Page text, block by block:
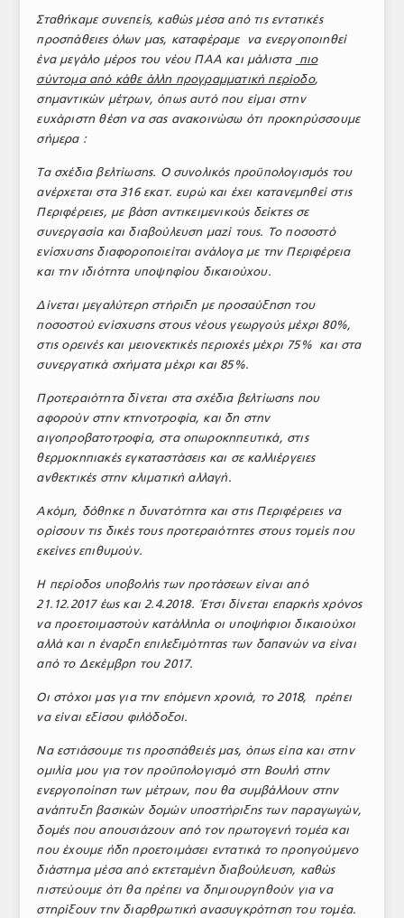
Σταθήκαμε συνεπείς, καθώς μέσα από τις εντατικές
προσπάθειες όλων μας, καταφέραμε να ενεργοποιηθεί
ένα μεγάλο μέρος του νέου ΠΑΑ και μάλιστα πιο
σύντομα από κάθε άλλη προγραμματική περίοδο,
σημαντικών μέτρων, όπως αυτό που είμαι στην
ευχάριστη θέση να σας ανακοινώσω ότι προκηρύσσουμε
σήμερα :
Τα σχέδια βελτίωσης. Ο συνολικός προϋπολογισμός του
ανέρχεται στα 316 εκατ. ευρώ και έχει κατανεμηθεί στις
Περιφέρειες, με βάση αντικειμενικούς δείκτες σε
συνεργασία και διαβούλευση μαζί τους. Το ποσοστό
ενίσχυσης διαφοροποιείται ανάλογα με την Περιφέρεια
και την ιδιότητα υποψηφίου δικαιούχου.
Δίνεται μεγαλύτερη στήριξη με προσαύξηση του
ποσοστού ενίσχυσης στους νέους γεωργούς μέχρι 80%,
στις ορεινές και μειονεκτικές περιοχές μέχρι 75% και στα
συνεργατικά σχήματα μέχρι και 85%.
Προτεραιότητα δίνεται στα σχέδια βελτίωσης που
αφορούν στην κτηνοτροφία, και δη στην
αιγοπροβατοτροφία, στα οπωροκηπευτικά, στις
θερμοκηπιακές εγκαταστάσεις και σε καλλιέργειες
ανθεκτικές στην κλιματική αλλαγή.
Ακόμη, δόθηκε η δυνατότητα και στις Περιφέρειες να
ορίσουν τις δικές τους προτεραιότητες στους τομείς που
εκείνες επιθυμούν.
Η περίοδος υποβολής των προτάσεων είναι από
21.12.2017 έως και 2.4.2018. Έτσι δίνεται επαρκής χρόνος
να προετοιμαστούν κατάλληλα οι υποψήφιοι δικαιούχοι
αλλά και η έναρξη επιλεξιμότητας των δαπανών να είναι
από το Δεκέμβρη του 2017.
Οι στόχοι μας για την επόμενη χρονιά, το 2018, πρέπει
να είναι εξίσου φιλόδοξοι.
Να εστιάσουμε τις προσπάθειές μας, όπως είπα και στην
ομιλία μου για τον προϋπολογισμό στη Βουλή στην
ενεργοποίηση των μέτρων, που θα συμβάλλουν στην
ανάπτυξη βασικών δομών υποστήριξης των παραγωγών,
δομές που απουσιάζουν από τον πρωτογενή τομέα και
που έχουμε ήδη προετοιμάσει εντατικά το προηγούμενο
διάστημα μέσα από εκτεταμένη διαβούλευση, καθώς
πιστεύουμε ότι θα πρέπει να δημιουργηθούν για να
στηρίξουν την διαρθρωτική ανασυγκρότηση του τομέα.